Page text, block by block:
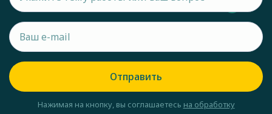
Отправить
Нажимая на кнопку, вы соглашаетесь на обработку